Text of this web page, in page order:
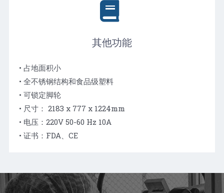
其他功能
• 占地面积小
• 全不锈钢结构和食品级塑料
• 可锁定脚轮
• 尺寸： 2183 x 777 x 1224mm
• 电压：220V 50-60 Hz 10A
• 证书：FDA、CE